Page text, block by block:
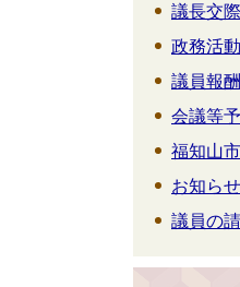
議長交
政務活
議員報酬
会議等
福知山
お知らせ
議員の